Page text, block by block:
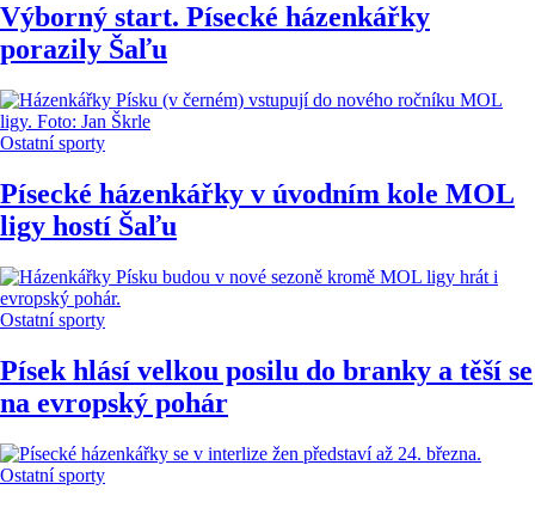
Výborný start. Písecké házenkářky
porazily Šaľu
Ostatní sporty
Písecké házenkářky v úvodním kole MOL
ligy hostí Šaľu
Ostatní sporty
Písek hlásí velkou posilu do branky a těší se
na evropský pohár
Ostatní sporty